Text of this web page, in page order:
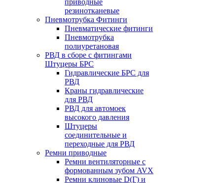
приводные
резинотканевые
Пневмотрубка Фитинги
Пневматические фитинги
Пневмотрубка
полиуретановая
РВД в сборе с фитингами
Штуцеры БРС
Гидравлические БРС для
РВД
Краны гидравлические
для РВД
РВД для автомоек
высокого давления
Штуцеры
соединительные и
переходные для РВД
Ремни приводные
Ремни вентиляторные с
формованным зубом AVX
Ремни клиновые D(Г) и